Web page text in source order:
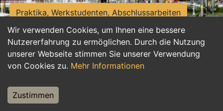
Wir verwenden Cookies, um Ihnen eine bessere
Nutzererfahrung zu ermöglichen. Durch die Nutzung
unserer Webseite stimmen Sie unserer Verwendung
von Cookies zu. Mehr Informationen
Zustimmen
Praktika, Werkstudenten, Abschlussarbeiten
Personalwesen Assistenz, Sekretariat
Hilfskräfte, Aushilfs- und Nebenjobs
Weiterbildung, Studium, duale Ausbildung